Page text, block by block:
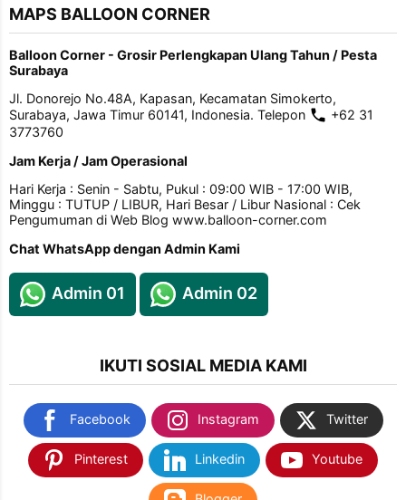
MAPS BALLOON CORNER
Balloon Corner - Grosir Perlengkapan Ulang Tahun / Pesta
Surabaya
Jl. Donorejo No.48A, Kapasan, Kecamatan Simokerto,
Surabaya, Jawa Timur 60141, Indonesia. Telepon
+62 31
3773760
Jam Kerja / Jam Operasional
Hari Kerja : Senin - Sabtu, Pukul : 09:00 WIB - 17:00 WIB,
Minggu : TUTUP / LIBUR, Hari Besar / Libur Nasional : Cek
Pengumuman di Web Blog www.balloon-corner.com
Chat WhatsApp dengan Admin Kami
Admin 01 Admin 02
IKUTI SOSIAL MEDIA KAMI
Facebook Instagram Twitter
Pinterest Linkedin Youtube